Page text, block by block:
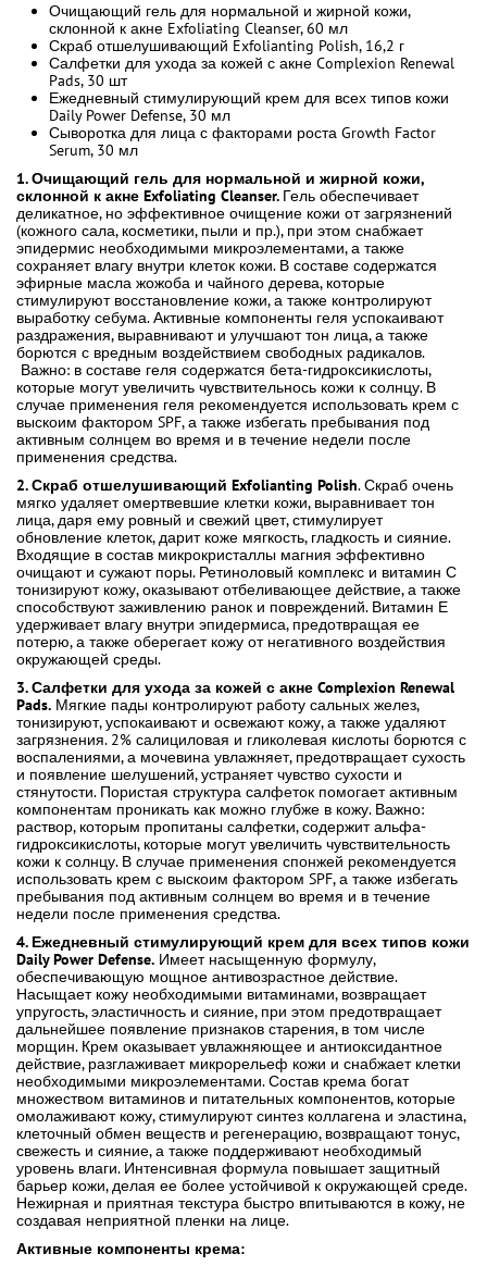
Очищающий гель для нормальной и жирной кожи,
склонной к акне Exfoliating Cleanser, 60 мл
Скраб отшелушивающий Exfolianting Polish, 16,2 г
Салфетки для ухода за кожей с акне Complexion Renewal
Pads, 30 шт
Ежедневный стимулирующий крем для всех типов кожи
Daily Power Defense, 30 мл
Сыворотка для лица с факторами роста Growth Factor
Serum, 30 мл
1. Очищающий гель для нормальной и жирной кожи,
склонной к акне Exfoliating Cleanser. Гель обеспечивает
деликатное, но эффективное очищение кожи от загрязнений
(кожного сала, косметики, пыли и пр.), при этом снабжает
эпидермис необходимыми микроэлементами, а также
сохраняет влагу внутри клеток кожи. В составе содержатся
эфирные масла жожоба и чайного дерева, которые
стимулируют восстановление кожи, а также контролируют
выработку себума. Активные компоненты геля успокаивают
раздражения, выравнивают и улучшают тон лица, а также
борются с вредным воздействием свободных радикалов.
Важно: в составе геля содержатся бета-гидроксикислоты,
которые могут увеличить чувствительнось кожи к солнцу. В
случае применения геля рекомендуется использовать крем с
выскоим фактором SPF, а также избегать пребывания под
активным солнцем во время и в течение недели после
применения средства.
2. Скраб отшелушивающий Exfolianting Polish. Скраб очень
мягко удаляет омертвевшие клетки кожи, выравнивает тон
лица, даря ему ровный и свежий цвет, стимулирует
обновление клеток, дарит коже мягкость, гладкость и сияние.
Входящие в состав микрокристаллы магния эффективно
очищают и сужают поры. Ретиноловый комплекс и витамин С
тонизируют кожу, оказывают отбеливающее действие, а также
способствуют заживлению ранок и повреждений. Витамин Е
удерживает влагу внутри эпидермиса, предотвращая ее
потерю, а также оберегает кожу от негативного воздействия
окружающей среды.
3. Салфетки для ухода за кожей с акне Complexion Renewal
Pads. Мягкие пады контролируют работу сальных желез,
тонизируют, успокаивают и освежают кожу, а также удаляют
загрязнения. 2% салициловая и гликолевая кислоты борются с
воспалениями, а мочевина увлажняет, предотвращает сухость
и появление шелушений, устраняет чувство сухости и
стянутости. Пористая структура салфеток помогает активным
компонентам проникать как можно глубже в кожу. Важно:
раствор, которым пропитаны салфетки, содержит альфа-
гидроксикислоты, которые могут увеличить чувствительность
кожи к солнцу. В случае применения спонжей рекомендуется
использовать крем с выскоим фактором SPF, а также избегать
пребывания под активным солнцем во время и в течение
недели после применения средства.
4. Ежедневный стимулирующий крем для всех типов кожи
Daily Power Defense. Имеет насыщенную формулу,
обеспечивающую мощное антивозрастное действие.
Насыщает кожу необходимыми витаминами, возвращает
упругость, эластичность и сияние, при этом предотвращает
дальнейшее появление признаков старения, в том числе
морщин. Крем оказывает увлажняющее и антиоксидантное
действие, разглаживает микрорельеф кожи и снабжает клетки
необходимыми микроэлементами. Состав крема богат
множеством витаминов и питательных компонентов, которые
омолаживают кожу, стимулируют синтез коллагена и эластина,
клеточный обмен веществ и регенерацию, возвращают тонус,
свежесть и сияние, а также поддерживают необходимый
уровень влаги. Интенсивная формула повышает защитный
барьер кожи, делая ее более устойчивой к окружающей среде.
Нежирная и приятная текстура быстро впитываются в кожу, не
создавая неприятной пленки на лице.
Активные компоненты крема: